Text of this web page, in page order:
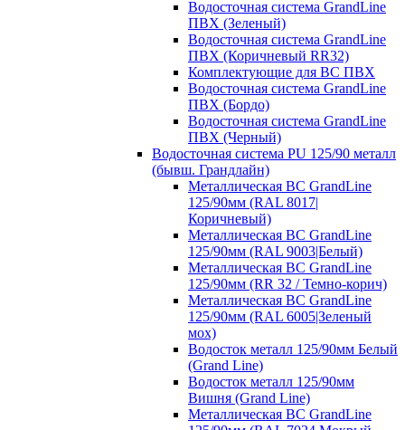
Водосточная система GrandLine
ПВХ (Зеленый)
Водосточная система GrandLine
ПВХ (Коричневый RR32)
Комплектующие для ВС ПВХ
Водосточная система GrandLine
ПВХ (Бордо)
Водосточная система GrandLine
ПВХ (Черный)
Водосточная система PU 125/90 металл
(бывш. Грандлайн)
Металлическая ВС GrandLine
125/90мм (RAL 8017|
Коричневый)
Металлическая ВС GrandLine
125/90мм (RAL 9003|Белый)
Металлическая ВС GrandLine
125/90мм (RR 32 / Темно-корич)
Металлическая ВС GrandLine
125/90мм (RAL 6005|Зеленый
мох)
Водосток металл 125/90мм Белый
(Grand Line)
Водосток металл 125/90мм
Вишня (Grand Line)
Металлическая ВС GrandLine